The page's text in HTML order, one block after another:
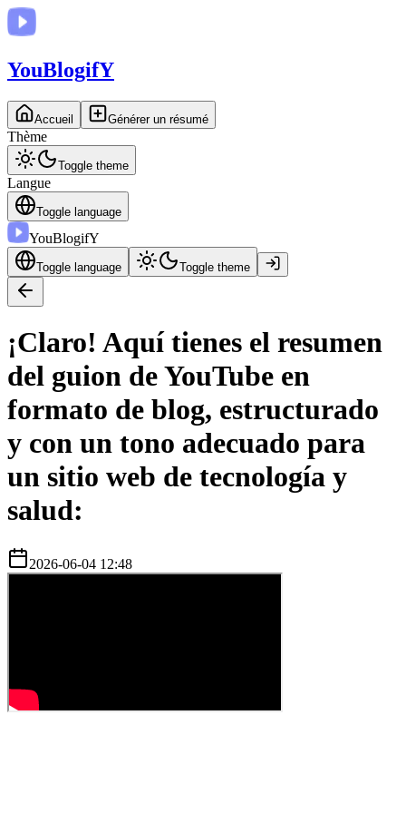
YouBlogifY
Accueil Générer un résumé
Thème
Toggle theme
Langue
Toggle language
YouBlogifY
Toggle language Toggle theme
¡Claro! Aquí tienes el resumen
del guion de YouTube en
formato de blog, estructurado
y con un tono adecuado para
un sitio web de tecnología y
salud:
2026-06-04 12:48